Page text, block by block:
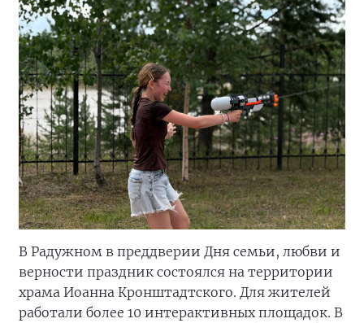
В Радужном в преддверии Дня семьи, любви и
верности праздник состоялся на территории
храма Иоанна Кронштадтского. Для жителей
работали более 10 интерактивных площадок. В